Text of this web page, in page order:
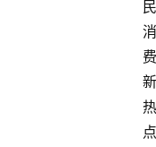
民
消
费
新
热
点